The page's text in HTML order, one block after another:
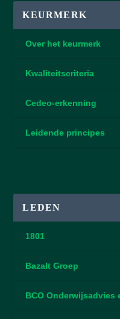
KEURMERK
Over het keurmerk
Kwaliteitscriteria
Cedeo-erkenning
Leidende principes
LEDEN
1801
Bazalt Groep
BCO Onderwijsadvies